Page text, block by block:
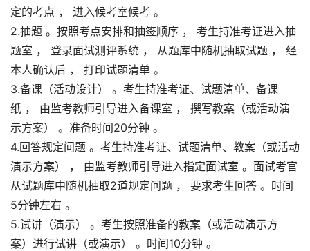
定的考点 ， 进入候考室候考 。
2.抽题 。按照考点安排和抽签顺序 ， 考生持准考证进入抽
题室 ， 登录面试测评系统 ， 从题库中随机抽取试题 ， 经
本人确认后 ， 打印试题清单 。
3.备课（活动设计） 。考生持准考证、试题清单、备课
纸 ， 由监考教师引导进入备课室 ， 撰写教案（或活动演
示方案） 。准备时间20分钟 。
4.回答规定问题 。考生持准考证、试题清单、教案（或活动
演示方案） ， 由监考教师引导进入指定面试室 。面试考官
从试题库中随机抽取2道规定问题 ， 要求考生回答 。时间
5分钟左右 。
5.试讲（演示） 。考生按照准备的教案（或活动演示方
案）进行试讲（或演示） 。时间10分钟 。